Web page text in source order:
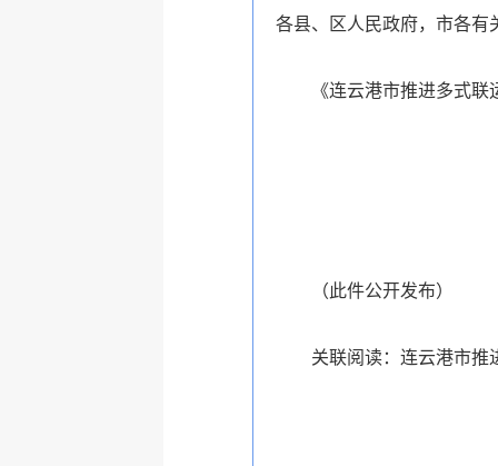
各县、区人民政府，市各有
《连云港市推进多式
（此件公开发布）
关联阅读： 连云港市推